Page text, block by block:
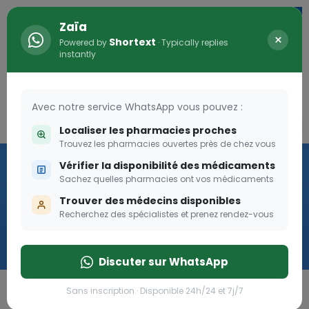
Vaccination
Zaïa
Powered by Shortext · Typically replies
instantly
×
Avec notre service WhatsApp vous pouvez :
Localiser les pharmacies proches
Trouvez les pharmacies ouvertes près de chez vous
Vérifier la disponibilité des médicaments
Sachez quelles pharmacies ont vos médicaments
Trouver des médecins disponibles
Recherchez des spécialistes et prenez rendez-vous
Discuter sur WhatsApp
Sans inscription · Disponible 24h/24 et 7j/7